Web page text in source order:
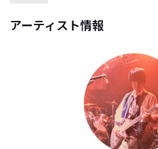
アーティスト情報